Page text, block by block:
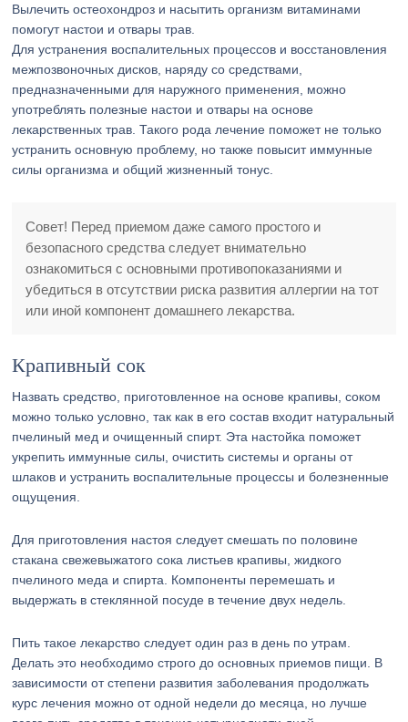
Вылечить остеохондроз и насытить организм витаминами
помогут настои и отвары трав.
Для устранения воспалительных процессов и восстановления
межпозвоночных дисков, наряду со средствами,
предназначенными для наружного применения, можно
употреблять полезные настои и отвары на основе
лекарственных трав. Такого рода лечение поможет не только
устранить основную проблему, но также повысит иммунные
силы организма и общий жизненный тонус.
Совет! Перед приемом даже самого простого и
безопасного средства следует внимательно
ознакомиться с основными противопоказаниями и
убедиться в отсутствии риска развития аллергии на тот
или иной компонент домашнего лекарства.
Крапивный сок
Назвать средство, приготовленное на основе крапивы, соком
можно только условно, так как в его состав входит натуральный
пчелиный мед и очищенный спирт. Эта настойка поможет
укрепить иммунные силы, очистить системы и органы от
шлаков и устранить воспалительные процессы и болезненные
ощущения.
Для приготовления настоя следует смешать по половине
стакана свежевыжатого сока листьев крапивы, жидкого
пчелиного меда и спирта. Компоненты перемешать и
выдержать в стеклянной посуде в течение двух недель.
Пить такое лекарство следует один раз в день по утрам.
Делать это необходимо строго до основных приемов пищи. В
зависимости от степени развития заболевания продолжать
курс лечения можно от одной недели до месяца, но лучше